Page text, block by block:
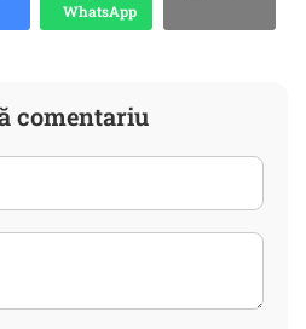
WhatsApp
comentariu